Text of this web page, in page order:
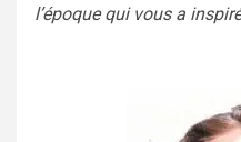
l’époque qui vous a